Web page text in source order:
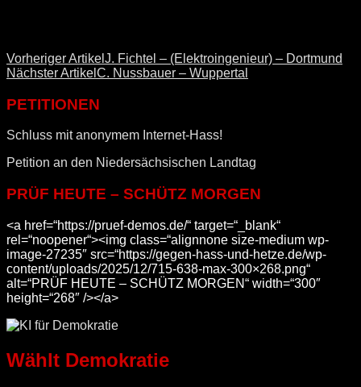
Vorheriger Artikel J. Fichtel – (Elektroingenieur) – Dortmund
Nächster Artikel C. Nussbauer – Wuppertal
PETITIONEN
Schluss mit anonymem Internet-Hass!
Petition an den Niedersächsischen Landtag
PRÜF HEUTE – SCHÜTZ MORGEN
<a href=“https://pruef-demos.de/“ target=“_blank“
rel=“noopener“><img class=“alignnone size-medium wp-
image-27235″ src=“https://gegen-hass-und-hetze.de/wp-
content/uploads/2025/12/715-638-max-300×268.png“
alt=“PRÜF HEUTE – SCHÜTZ MORGEN“ width=“300″
height=“268″ /></a>
Wählt Demokratie